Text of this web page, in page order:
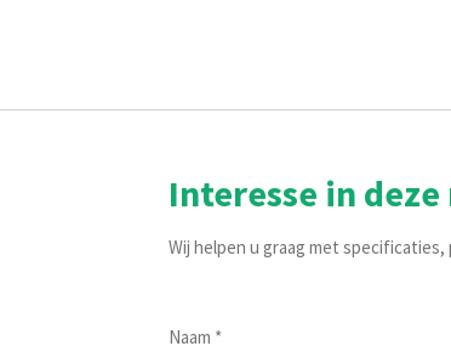
Interesse in
Wij helpen u graag met
Naam *